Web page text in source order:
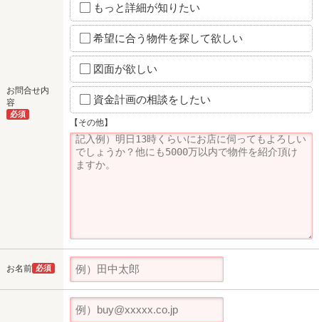
お問合せ内
容
必須
もっと詳細が知りたい
希望に合う物件を探して欲しい
図面が欲しい
資金計画の相談をしたい
【その他】
お名前 必須